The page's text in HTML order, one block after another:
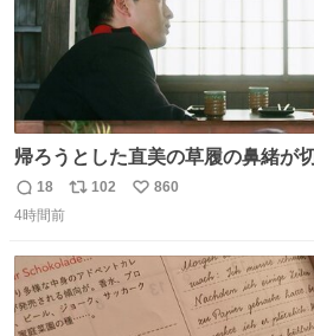
帰ろうとした直美の草履の鼻緒が
小川がさらに壊し…… 結果、直美をおんぶして送ることに
なりました。 👇鼻緒はいつも恋のキューピッド？
薫る 上坂樹里 甲斐翔真
返
信
18
リ
ト
数
102
い
数
860
4時間前